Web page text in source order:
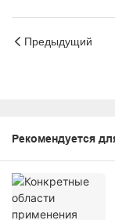
Предыдущий
Рекомендуется